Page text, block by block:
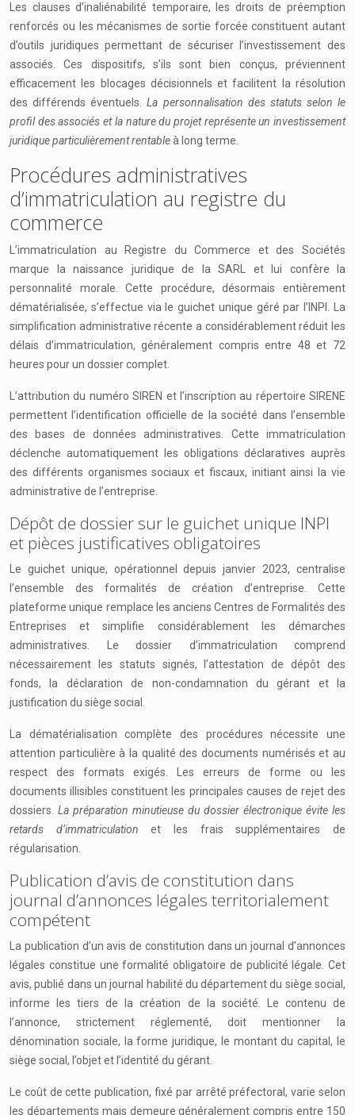
Les clauses d’inaliénabilité temporaire, les droits de préemption
renforcés ou les mécanismes de sortie forcée constituent autant
d’outils juridiques permettant de sécuriser l’investissement des
associés. Ces dispositifs, s’ils sont bien conçus, préviennent
efficacement les blocages décisionnels et facilitent la résolution
des différends éventuels.La personnalisation des statuts selon le
profil des associés et la nature du projet représente un investissement
juridique particulièrement rentableà long terme.
Procédures administratives
d’immatriculation au registre du
commerce
L’immatriculation au Registre du Commerce et des Sociétés
marque la naissance juridique de la SARL et lui confère la
personnalité morale. Cette procédure, désormais entièrement
dématérialisée, s’effectue via le guichet unique géré par l’INPI. La
simplification administrative récente a considérablement réduit les
délais d’immatriculation, généralement compris entre 48 et 72
heures pour un dossier complet.
L’attribution du numéro SIREN et l’inscription au répertoire SIRENE
permettent l’identification officielle de la société dans l’ensemble
des bases de données administratives. Cette immatriculation
déclenche automatiquement les obligations déclaratives auprès
des différents organismes sociaux et fiscaux, initiant ainsi la vie
administrative de l’entreprise.
Dépôt de dossier sur le guichet unique INPI
et pièces justificatives obligatoires
Le guichet unique, opérationnel depuis janvier 2023, centralise
l’ensemble des formalités de création d’entreprise. Cette
plateforme unique remplace les anciens Centres de Formalités des
Entreprises et simplifie considérablement les démarches
administratives. Le dossier d’immatriculation comprend
nécessairement les statuts signés, l’attestation de dépôt des
fonds, la déclaration de non-condamnation du gérant et la
justification du siège social.
La dématérialisation complète des procédures nécessite une
attention particulière à la qualité des documents numérisés et au
respect des formats exigés. Les erreurs de forme ou les
documents illisibles constituent les principales causes de rejet des
dossiers. La préparation minutieuse du dossier électronique évite les
retards d’immatriculationet les frais supplémentaires de
régularisation.
Publication d’avis de constitution dans
journal d’annonces légales territorialement
compétent
La publication d’un avis de constitution dans un journal d’annonces
légales constitue une formalité obligatoire de publicité légale. Cet
avis, publié dans un journal habilité du département du siège social,
informe les tiers de la création de la société. Le contenu de
l’annonce, strictement réglementé, doit mentionner la
dénomination sociale, la forme juridique, le montant du capital, le
siège social, l’objet et l’identité du gérant.
Le coût de cette publication, fixé par arrêté préfectoral, varie selon
les départements mais demeure généralement compris entre 150